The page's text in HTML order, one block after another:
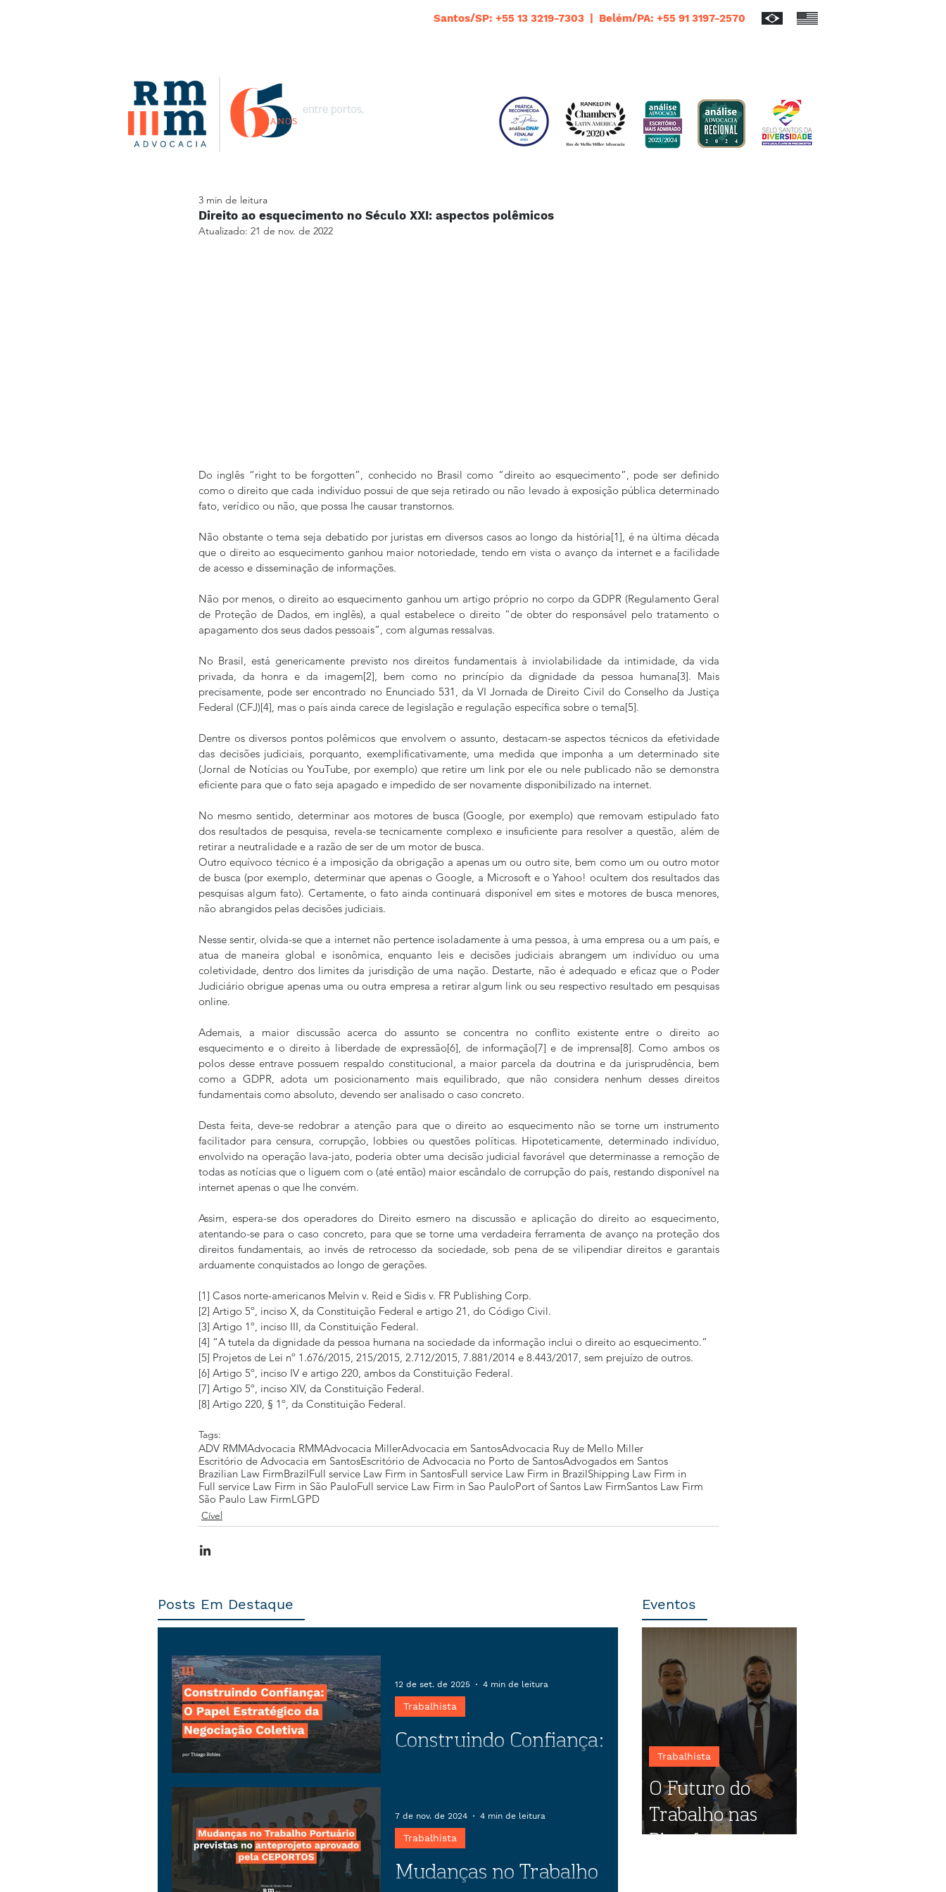
Santos/SP: +55 13 3219-7303 | Belém/PA: +55 91 3197-2570
Direito ao esquecimento no Século XXI: aspectos polêmicos
3 min de leitura
Atualizado: 21 de nov. de 2022
Do inglês “right to be forgotten”, conhecido no Brasil como “direito ao esquecimento”, pode ser definido
como o direito que cada indivíduo possui de que seja retirado ou não levado à exposição pública determinado
fato, verídico ou não, que possa lhe causar transtornos.
Não obstante o tema seja debatido por juristas em diversos casos ao longo da história[1], é na última década
que o direito ao esquecimento ganhou maior notoriedade, tendo em vista o avanço da internet e a facilidade
de acesso e disseminação de informações.
Não por menos, o direito ao esquecimento ganhou um artigo próprio no corpo da GDPR (Regulamento Geral
de Proteção de Dados, em inglês), a qual estabelece o direito “de obter do responsável pelo tratamento o
apagamento dos seus dados pessoais”, com algumas ressalvas.
No Brasil, está genericamente previsto nos direitos fundamentais à inviolabilidade da intimidade, da vida
privada, da honra e da imagem[2], bem como no princípio da dignidade da pessoa humana[3]. Mais
precisamente, pode ser encontrado no Enunciado 531, da VI Jornada de Direito Civil do Conselho da Justiça
Federal (CFJ)[4], mas o país ainda carece de legislação e regulação específica sobre o tema[5].
Dentre os diversos pontos polêmicos que envolvem o assunto, destacam-se aspectos técnicos da efetividade
das decisões judiciais, porquanto, exemplificativamente, uma medida que imponha a um determinado site
(Jornal de Notícias ou YouTube, por exemplo) que retire um link por ele ou nele publicado não se demonstra
eficiente para que o fato seja apagado e impedido de ser novamente disponibilizado na internet.
No mesmo sentido, determinar aos motores de busca (Google, por exemplo) que removam estipulado fato
dos resultados de pesquisa, revela-se tecnicamente complexo e insuficiente para resolver a questão, além de
retirar a neutralidade e a razão de ser de um motor de busca.
Outro equívoco técnico é a imposição da obrigação a apenas um ou outro site, bem como um ou outro motor
de busca (por exemplo, determinar que apenas o Google, a Microsoft e o Yahoo! ocultem dos resultados das
pesquisas algum fato). Certamente, o fato ainda continuará disponível em sites e motores de busca menores,
não abrangidos pelas decisões judiciais.
Nesse sentir, olvida-se que a internet não pertence isoladamente à uma pessoa, à uma empresa ou a um país, e
atua de maneira global e isonômica, enquanto leis e decisões judiciais abrangem um indivíduo ou uma
coletividade, dentro dos limites da jurisdição de uma nação. Destarte, não é adequado e eficaz que o Poder
Judiciário obrigue apenas uma ou outra empresa a retirar algum link ou seu respectivo resultado em pesquisas
online.
Ademais, a maior discussão acerca do assunto se concentra no conflito existente entre o direito ao
esquecimento e o direito à liberdade de expressão[6], de informação[7] e de imprensa[8]. Como ambos os
polos desse entrave possuem respaldo constitucional, a maior parcela da doutrina e da jurisprudência, bem
como a GDPR, adota um posicionamento mais equilibrado, que não considera nenhum desses direitos
fundamentais como absoluto, devendo ser analisado o caso concreto.
Desta feita, deve-se redobrar a atenção para que o direito ao esquecimento não se torne um instrumento
facilitador para censura, corrupção, lobbies ou questões políticas. Hipoteticamente, determinado indivíduo,
envolvido na operação lava-jato, poderia obter uma decisão judicial favorável que determinasse a remoção de
todas as notícias que o liguem com o (até então) maior escândalo de corrupção do país, restando disponível na
internet apenas o que lhe convém.
Assim, espera-se dos operadores do Direito esmero na discussão e aplicação do direito ao esquecimento,
atentando-se para o caso concreto, para que se torne uma verdadeira ferramenta de avanço na proteção dos
direitos fundamentais, ao invés de retrocesso da sociedade, sob pena de se vilipendiar direitos e garantais
arduamente conquistados ao longo de gerações.
[1] Casos norte-americanos Melvin v. Reid e Sidis v. FR Publishing Corp.
[2] Artigo 5º, inciso X, da Constituição Federal e artigo 21, do Código Civil.
[3] Artigo 1º, inciso III, da Constituição Federal.
[4] “A tutela da dignidade da pessoa humana na sociedade da informação inclui o direito ao esquecimento.”
[5] Projetos de Lei nº 1.676/2015, 215/2015, 2.712/2015, 7.881/2014 e 8.443/2017, sem prejuízo de outros.
[6] Artigo 5º, inciso IV e artigo 220, ambos da Constituição Federal.
[7] Artigo 5º, inciso XIV, da Constituição Federal.
[8] Artigo 220, § 1º, da Constituição Federal.
Tags:
ADV RMMAdvocacia RMMAdvocacia MillerAdvocacia em SantosAdvocacia Ruy de Mello Miller
Escritório de Advocacia em SantosEscritório de Advocacia no Porto de SantosAdvogados em Santos
Brazilian Law FirmBrazilFull service Law Firm in SantosFull service Law Firm in BrazilShipping Law Firm in
Full service Law Firm in São PauloFull service Law Firm in Sao PauloPort of Santos Law FirmSantos Law Firm
São Paulo Law FirmLGPD
Cível
Posts Em Destaque
Construindo Confiança:
em negociações coletivas pode
transformar conflitos em
oportunidades, garantindo estabilidade
empresarial e benefícios para
trabalhadores.
Trabalhista
12 de set. de 2025 4 min de leitura
Mudanças no Trabalho
Trabalhista
7 de nov. de 2024 4 min de leitura
Eventos
O Futuro do
Trabalho nas
Plataformas
Trabalhista